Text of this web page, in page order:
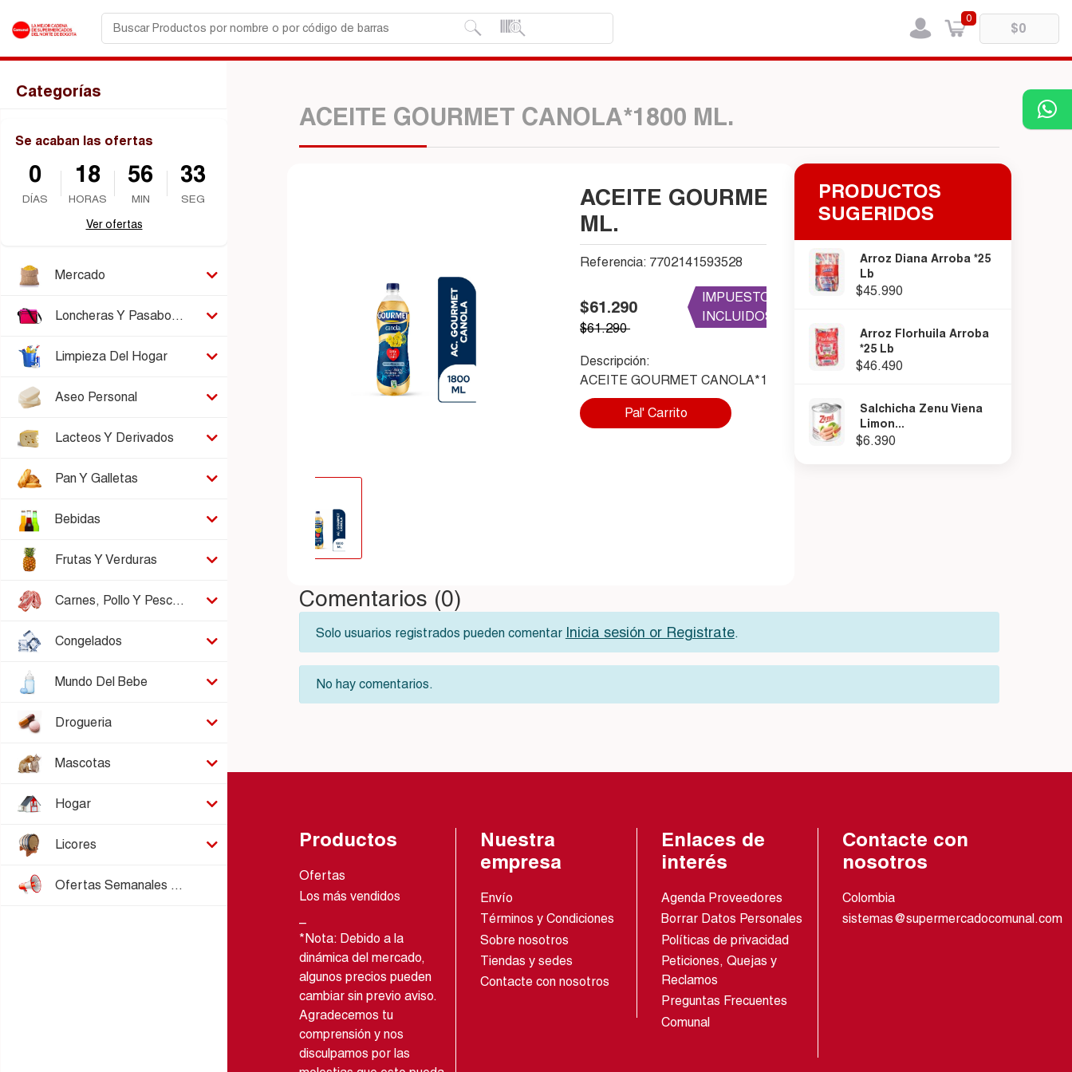
0
Categorías
Se acaban las ofertas
0
DÍAS
18
HORAS
56
MIN
33
SEG
Ver ofertas
Mercado
Loncheras Y Pasabocas
Limpieza Del Hogar
Aseo Personal
Lacteos Y Derivados
Pan Y Galletas
Bebidas
Frutas Y Verduras
Carnes, Pollo Y Pescado
Congelados
Mundo Del Bebe
Drogueria
Mascotas
Hogar
Licores
Ofertas Semanales Barrancas
ACEITE GOURMET CANOLA*1800 ML.
ACEITE GOURMET CANOLA*1800
ML.
Referencia: 7702141593528
$61.290
$61.290
IMPUESTOS
INCLUIDOS
Descripción:
ACEITE GOURMET CANOLA*1800 ML
Pal' Carrito
PRODUCTOS
SUGERIDOS
Arroz Diana Arroba *25
Lb
$45.990
Arroz Florhuila Arroba
*25 Lb
$46.490
Salchicha Zenu Viena
Limon...
$6.390
Comentarios (0)
Solo usuarios registrados pueden comentar Inicia sesión or Registrate.
No hay comentarios.
Productos
Ofertas
Los más vendidos
*Nota: Debido a la
dinámica del mercado,
algunos precios pueden
cambiar sin previo aviso.
Agradecemos tu
comprensión y nos
disculpamos por las
Nuestra
empresa
Envío
Términos y Condiciones
Sobre nosotros
Tiendas y sedes
Contacte con nosotros
Enlaces de
interés
Agenda Proveedores
Borrar Datos Personales
Políticas de privacidad
Peticiones, Quejas y
Reclamos
Preguntas Frecuentes
Comunal
Contacte con
nosotros
Colombia
sistemas@supermercadocomunal.com